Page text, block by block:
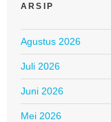
ARSIP
Agustus 2026
Juli 2026
Juni 2026
Mei 2026